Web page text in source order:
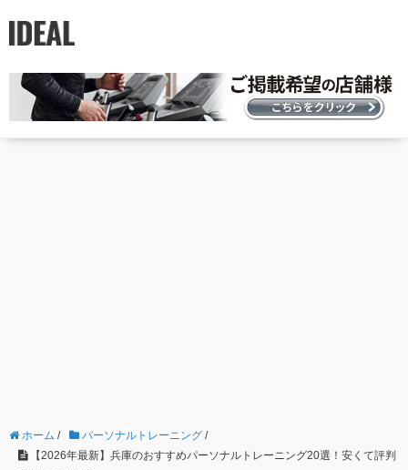
ホーム / パーソナルトレーニング /
【2026年最新】兵庫のおすすめパーソナルトレーニング20選！安くて評判